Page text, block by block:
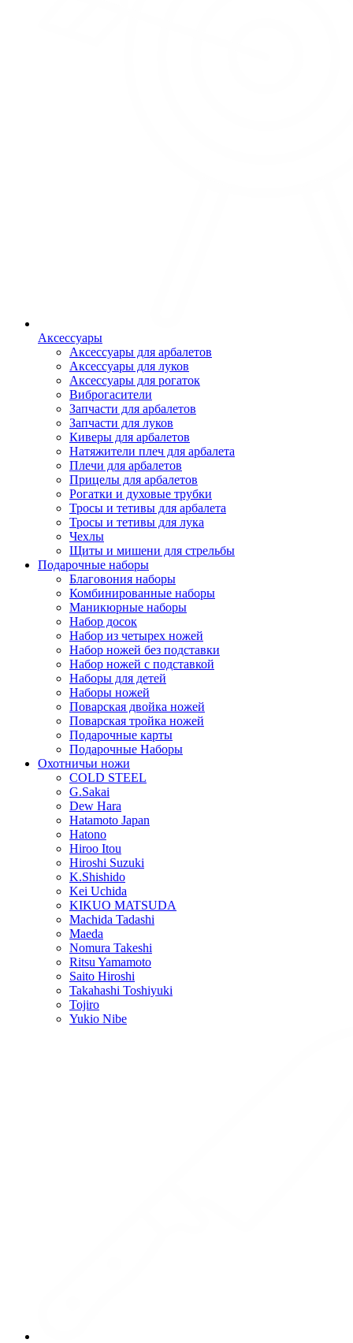
Аксессуары
Аксессуары для арбалетов
Аксессуары для луков
Аксессуары для рогаток
Виброгасители
Запчасти для арбалетов
Запчасти для луков
Киверы для арбалетов
Натяжители плеч для арбалета
Плечи для арбалетов
Прицелы для арбалетов
Рогатки и духовые трубки
Тросы и тетивы для арбалета
Тросы и тетивы для лука
Чехлы
Щиты и мишени для стрельбы
Подарочные наборы
Благовония наборы
Комбинированные наборы
Маникюрные наборы
Набор досок
Набор из четырех ножей
Набор ножей без подставки
Набор ножей с подставкой
Наборы для детей
Наборы ножей
Поварская двойка ножей
Поварская тройка ножей
Подарочные карты
Подарочные Наборы
Охотничьи ножи
COLD STEEL
G.Sakai
Dew Hara
Hatamoto Japan
Hatono
Hiroo Itou
Hiroshi Suzuki
K.Shishido
Kei Uchida
KIKUO MATSUDA
Machida Tadashi
Maeda
Nomura Takeshi
Ritsu Yamamoto
Saito Hiroshi
Takahashi Toshiyuki
Tojiro
Yukio Nibe